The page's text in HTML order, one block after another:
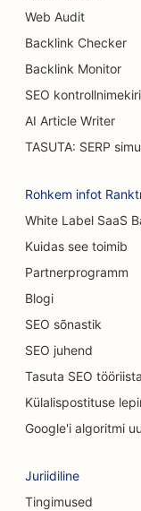
SEO Burgeri
SEO
SEO
SEO Casual
SEO vaipade
SEO
SEO
SEO
SEO
SEO keemilise
SEO
Web Audit
Backlink Checker
Backlink Monitor
SEO kontrollnimekiri
AI Article Writer
TASUTA: SERP
Rohkem infot
White Label SaaS
Kuidas see toimib
Partnerprogramm
Blogi
SEO sõnastik
SEO juhend
Tasuta SEO
Külalispostituse
Google'i algoritmi
Juriidiline
Tingimused